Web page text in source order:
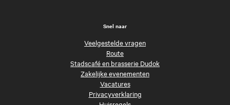
Snel naar
Veelgestelde vragen
Route
Stadscafé en brasserie Dudok
Zakelijke evenementen
Vacatures
Privacyverklaring